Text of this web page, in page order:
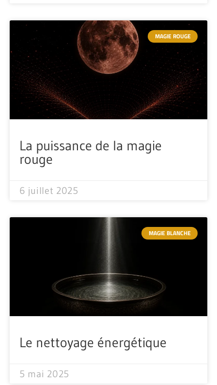
MAGIE ROUGE
La puissance de la magie
rouge
6 juillet 2025
MAGIE BLANCHE
Le nettoyage énergétique
5 mai 2025